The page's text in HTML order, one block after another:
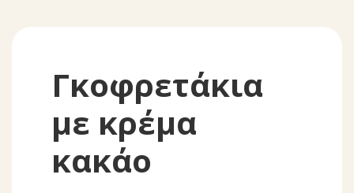
Γκοφρετάκια
με κρέμα
κακάο